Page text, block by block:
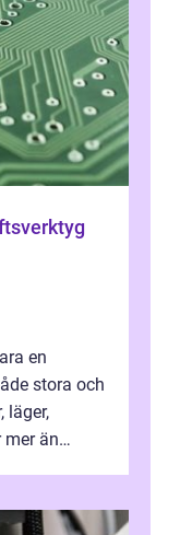
en
stora och
läger,
än